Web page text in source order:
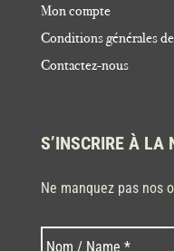
Mon compte
Conditions générales
Contactez-nous
S’INSCRIRE À LA
Ne manquez pas nos
Nom *